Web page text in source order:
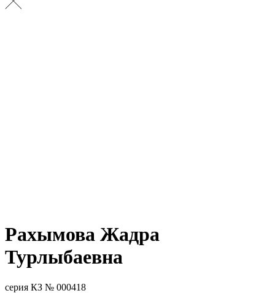
Рахымова Жадра
Турлыбаевна
серия КЗ № 000418